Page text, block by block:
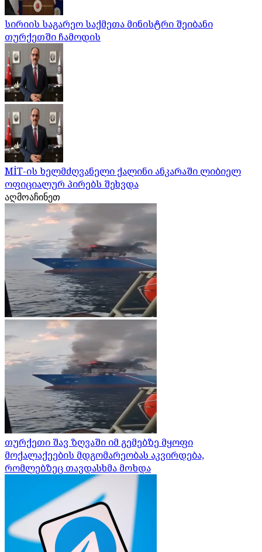
სირიის საგარეო საქმეთა მინისტრი შეიბანი
თურქეთში ჩამოდის
MİT-ის ხელმძღვანელი ქალინი ანკარაში ლიბიელ
ოფიციალურ პირებს შეხვდა
აღმოაჩინეთ
თურქეთი შავ ზღვაში იმ გემებზე მყოფი
მოქალაქეების მდგომარეობას აკვირდება,
რომლებზეც თავდასხმა მოხდა